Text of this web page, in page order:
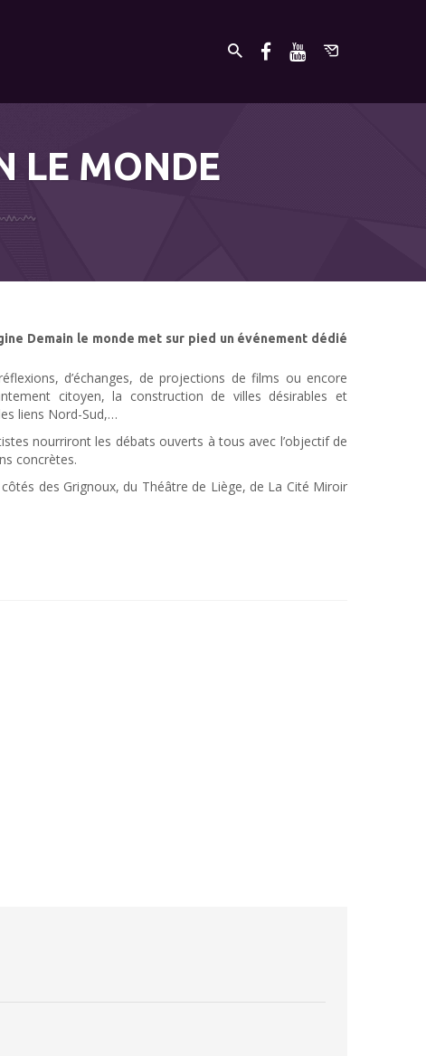
LE MONDE
Demain le monde met sur pied un événement dédié
d’échanges, de projections de films ou encore
citoyen, la construction de villes désirables et
liens Nord-Sud,…
nourriront les débats ouverts à tous avec l’objectif de
concrètes.
des Grignoux, du Théâtre de Liège, de La Cité Miroir